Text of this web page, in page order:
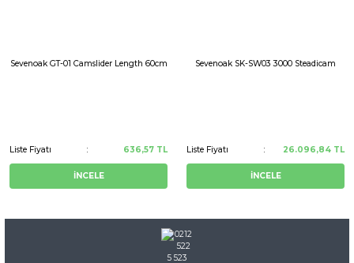
Sevenoak GT-01 Camslider Length 60cm
Liste Fiyatı 636,57 TL
İNCELE
Sevenoak SK-SW03 3000 Steadicam
Liste Fiyatı 26.096,84 TL
İNCELE